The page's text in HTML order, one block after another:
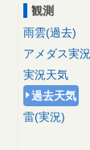
観測
雨雲(過去)
アメダス実況
実況天気
過去天気
雷(実況)